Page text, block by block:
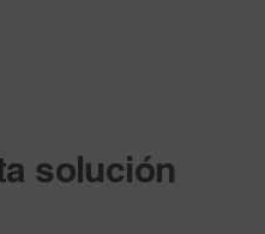
solución